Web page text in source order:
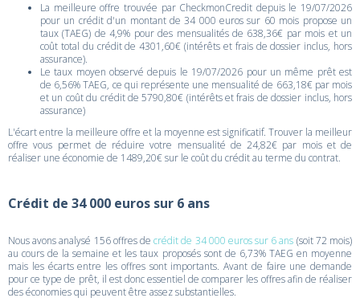
La meilleure offre trouvée par CheckmonCredit depuis le 19/07/2026
pour un crédit d'un montant de 34 000 euros sur 60 mois propose un
taux (TAEG) de 4,9% pour des mensualités de 638,36€ par mois et un
coût total du crédit de 4301,60€ (intérêts et frais de dossier inclus, hors
assurance).
Le taux moyen observé depuis le 19/07/2026 pour un même prêt est
de 6,56% TAEG, ce qui représente une mensualité de 663,18€ par mois
et un coût du crédit de 5790,80€ (intérêts et frais de dossier inclus, hors
assurance)
L'écart entre la meilleure offre et la moyenne est significatif. Trouver la meilleur
offre vous permet de réduire votre mensualité de 24,82€ par mois et de
réaliser une économie de 1489,20€ sur le coût du crédit au terme du contrat.
Crédit de 34 000 euros sur 6 ans
Nous avons analysé 156 offres decrédit de 34 000 euros sur 6 ans (soit 72 mois)
au cours de la semaine et les taux proposés sont de 6,73% TAEG en moyenne
mais les écarts entre les offres sont importants. Avant de faire une demande
pour ce type de prêt, il est donc essentiel de comparer les offres afin de réaliser
des économies qui peuvent être assez substantielles.